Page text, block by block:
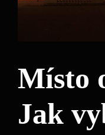
Místo
Jak